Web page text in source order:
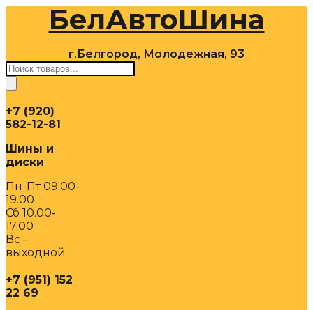
содержимомуБелАвтоШина
г.Белгород, Молодежная, 93
Поиск
товаров
+7 (920)
582-12-81
Шины и
диски
Пн-Пт 09.00-
19.00
Сб 10.00-
17.00
Вс –
выходной
+7 (951) 152
22 69